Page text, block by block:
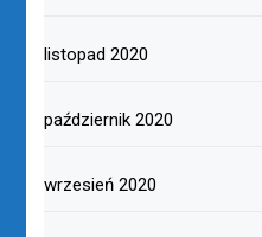
listopad 2020
październik 2020
wrzesień 2020